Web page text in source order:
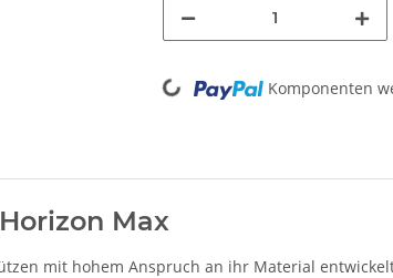
Loading... Komponenten
Max
mit hohem Anspruch an ihr Material